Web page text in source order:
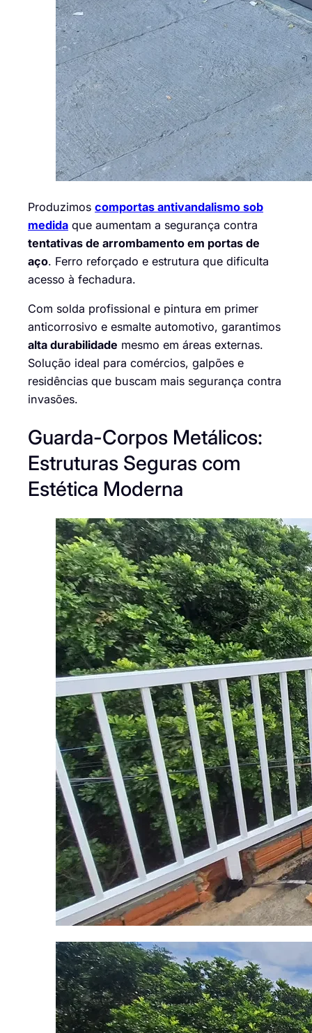
Produzimos comportas antivandalismo sob
medida que aumentam a segurança contra
tentativas de arrombamento em portas de
aço. Ferro reforçado e estrutura que dificulta
acesso à fechadura.
Com solda profissional e pintura em primer
anticorrosivo e esmalte automotivo, garantimos
alta durabilidade mesmo em áreas externas.
Solução ideal para comércios, galpões e
residências que buscam mais segurança contra
invasões.
Guarda-Corpos Metálicos:
Estruturas Seguras com
Estética Moderna